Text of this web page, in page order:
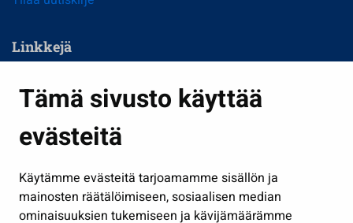
Tämä sivusto käyttää
evästeitä
Käytämme evästeitä tarjoamamme sisällön ja
mainosten räätälöimiseen, sosiaalisen median
ominaisuuksien tukemiseen ja kävijämäärämme
Linkkejä
Kasvatus ja opetus
Kulttuuri ja liikunta
Työ ja yrittäminen
Osallistu ja asioi